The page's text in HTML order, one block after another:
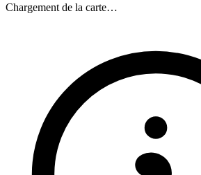
Chargement de la carte…